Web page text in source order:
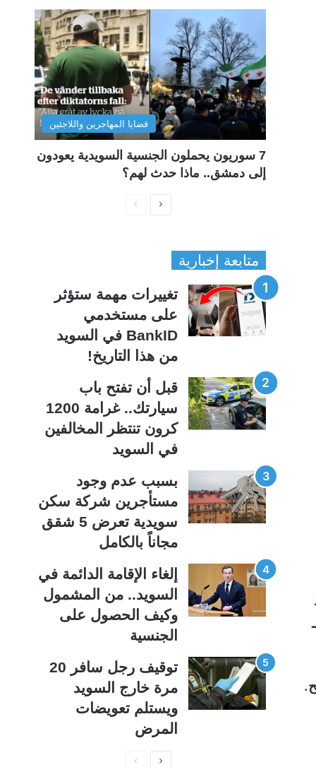
قضايا المهاجرين واللاجئين
7 سوريون يحملون الجنسية السويدية يعودون
إلى دمشق.. ماذا حدث لهم؟
ة
ا
ل
س
ا
ة
ل
ت
ا
ي
ة
متابعة إخبارية
تغييرات مهمة ستؤثر
على مستخدمي
BankID في السويد
من هذا التاريخ!
قبل أن تفتح باب
سيارتك.. غرامة 1200
كرون تنتظر المخالفين
في السويد
بسبب عدم وجود
مستأجرين شركة سكن
سويدية تعرض 5 شقق
مجاناً بالكامل
إلغاء الإقامة الدائمة في
السويد.. من المشمول
وكيف الحصول على
الجنسية
توقيف رجل سافر 20
مرة خارج السويد
ويستلم تعويضات
المرض